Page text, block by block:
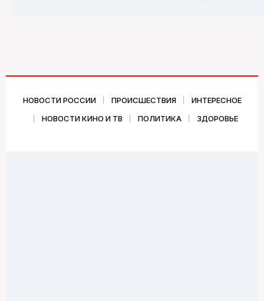
НОВОСТИ РОССИИ ПРОИСШЕСТВИЯ
ИНТЕРЕСНОЕ
НОВОСТИ КИНО И ТВ
ПОЛИТИКА ЗДОРОВЬЕ